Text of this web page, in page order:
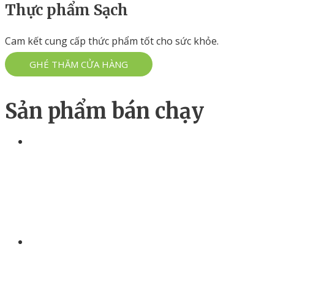
Thực phẩm Sạch
Cam kết cung cấp thức phẩm tốt cho sức khỏe.
GHÉ THĂM CỬA HÀNG
Sản phẩm bán chạy